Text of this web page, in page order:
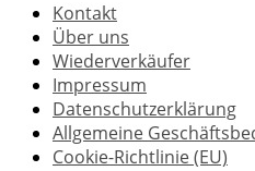
Kontakt
Über uns
Wiederverkäufer
Impressum
Datenschutzerklärung
Allgemeine
Cookie-Richtlinie (EU)